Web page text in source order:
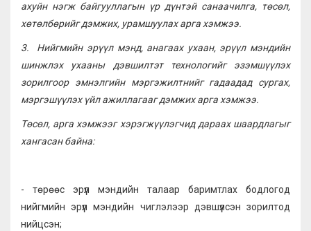
ахуйн нэгж байгууллагын үр дүнтэй санаачилга, төсөл,
хөтөлбөрийг дэмжих, урамшуулах арга хэмжээ.
3. Нийгмийн эрүүл мэнд, анагаах ухаан, эрүүл мэндийн
шинжлэх ухааны дэвшилтэт технологийг эзэмшүүлэх
зорилгоор эмнэлгийн мэргэжилтнийг гадаадад сургах,
мэргэшүүлэх үйл ажиллагааг дэмжих арга хэмжээ.
Төсөл, арга хэмжээг хэрэгжүүлэгчид дараах шаардлагыг
хангасан байна:
- төрөөс эрүүл мэндийн талаар баримтлах бодлогод
нийгмийн эрүүл мэндийн чиглэлээр дэвшүүлсэн зорилтод
нийцсэн;